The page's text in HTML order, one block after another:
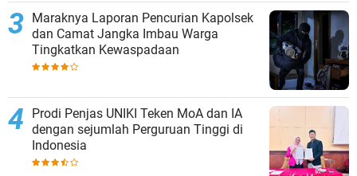
Maraknya Laporan Pencurian Kapolsek
dan Camat Jangka Imbau Warga
Tingkatkan Kewaspadaan
Prodi Penjas UNIKI Teken MoA dan IA
dengan sejumlah Perguruan Tinggi di
Indonesia